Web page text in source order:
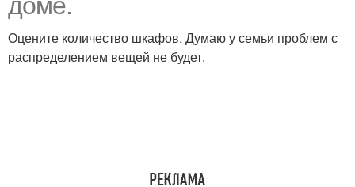
Оцените количество шкафов. Думаю у семьи проблем с
распределением вещей не будет.